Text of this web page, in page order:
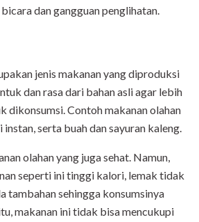
dan gangguan penglihatan.
jenis makanan yang diproduksi
dan rasa dari bahan asli agar lebih
dikonsumsi. Contoh makanan olahan
instan, serta buah dan sayuran kaleng.
olahan yang juga sehat. Namun,
seperti ini tinggi kalori, lemak tidak
tambahan sehingga konsumsinya
makanan ini tidak bisa mencukupi